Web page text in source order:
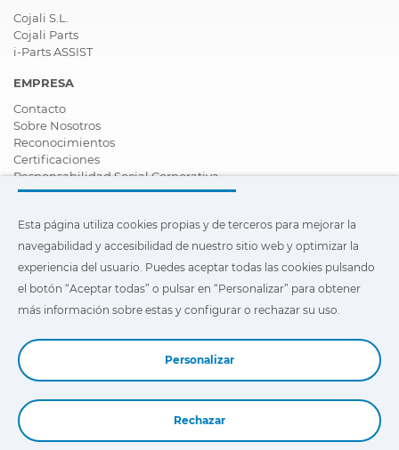
Cojali S.L.
Cojali Parts
i-Parts ASSIST
EMPRESA
Contacto
Sobre Nosotros
Reconocimientos
Certificaciones
Responsabilidad Social Corporativa
Ser distribuidor
Vídeos
FAQ - Preguntas Frecuentes
Esta página utiliza cookies propias y de terceros para mejorar la
navegabilidad y accesibilidad de nuestro sitio web y optimizar
la experiencia del usuario. Puedes pulsar en"Configuración"
rechazar su uso.
Esta página utiliza cookies propias y de terceros para mejorar la
navegabilidad y accesibilidad de nuestro sitio web y optimizar la
experiencia del usuario. Puedes aceptar todas las cookies pulsando
el botón “Aceptar todas” o pulsar en “Personalizar” para obtener
más información sobre estas y configurar o rechazar su uso.
Personalizar
Rechazar